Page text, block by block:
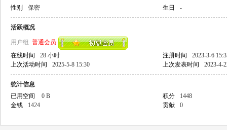
性别 保密 生日 -
活跃概况
用户组 普通会员
在线时间
28 小时 注册时间
2023-3-6
上次活动时间
2025-5-8 15:30 上次发表时间 2023-4-
统计信息
已用空间
0 B 积分
1448
金钱
1424 贡献 0